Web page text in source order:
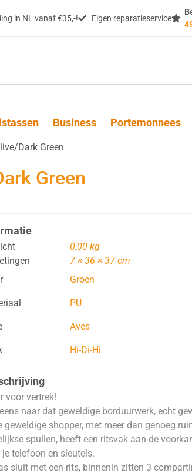
in NL vanaf €35,-! Eigen reparatieservice
Business Portemonnees
Dark Green
Green
0,00 kg
7 × 36 × 37 cm
Groen
PU
Aves
Hi-Di-Hi
voor vertrek!
naar dat geweldige borduurwerk, echt
geweldige shopper, met meer dan genoeg
spullen, heeft een ritsvak aan de
je telefoon en sleutels.
sluit met een rits, binnenin zitten 3